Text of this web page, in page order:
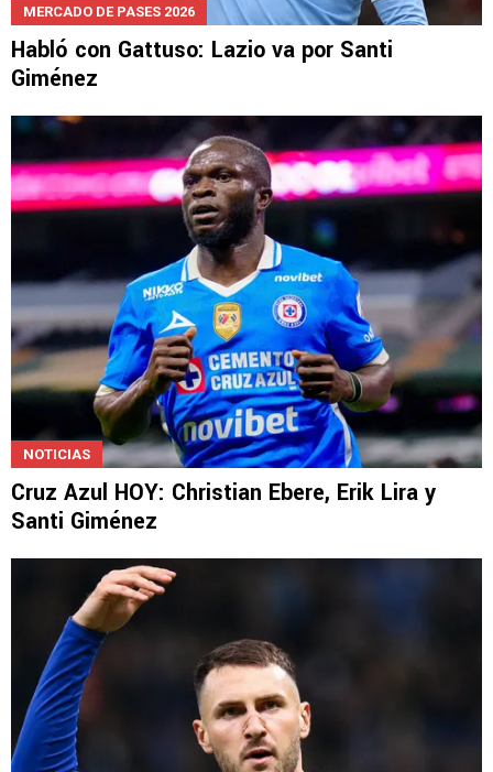
Habló con Gattuso: Lazio va por Santi
Giménez
Cruz Azul HOY: Christian Ebere, Erik Lira y
Santi Giménez